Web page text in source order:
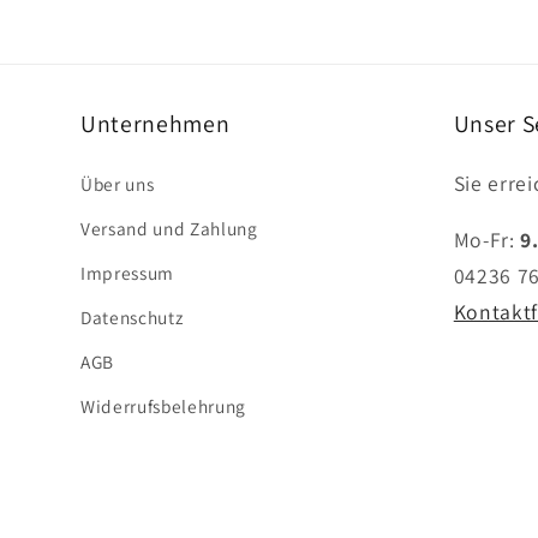
Unternehmen
Über uns
Versand und Zahlung
Impressum
Datenschutz
AGB
Widerrufsbelehrung
Unser
Sie
Mo-Fr:
04236